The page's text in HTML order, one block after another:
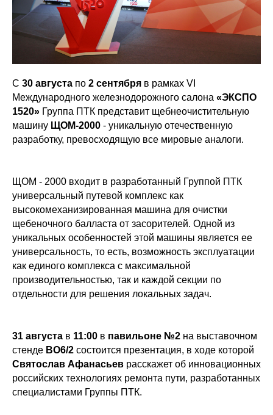
C 30 августа по 2 сентября в рамках VI
Международного железнодорожного салона «ЭКСПО
1520» Группа ПТК представит щебнеочистительную
машину ЩОМ-2000 - уникальную отечественную
разработку, превосходящую все мировые аналоги.
ЩОМ - 2000 входит в разработанный Группой ПТК
универсальный путевой комплекс как
высокомеханизированная машина для очистки
щебеночного балласта от засорителей. Одной из
уникальных особенностей этой машины является ее
универсальность, то есть, возможность эксплуатации
как единого комплекса с максимальной
производительностью, так и каждой секции по
отдельности для решения локальных задач.
31 августа в 11:00 в павильоне №2 на выставочном
стенде BO6/2 состоится презентация, в ходе которой
Святослав Афанасьев расскажет об инновационных
российских технологиях ремонта пути, разработанных
специалистами Группы ПТК.